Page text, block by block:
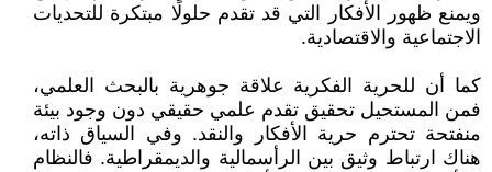
ويمنع ظهور الأفكار التي قد تقدم حلولًا مبتكرة للتحديات
الاجتماعية والاقتصادية.
كما أن للحرية الفكرية علاقة جوهرية بالبحث العلمي،
فمن المستحيل تحقيق تقدم علمي حقيقي دون وجود بيئة
منفتحة تحترم حرية الأفكار والنقد. وفي السياق ذاته،
هناك ارتباط وثيق بين الرأسمالية والديمقراطية. فالنظام